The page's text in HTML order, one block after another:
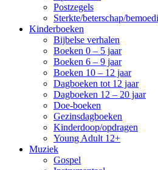
Postzegels
Sterkte/beterschap/
Kinderboeken
Bijbelse verhalen
Boeken 0 – 5 jaar
Boeken 6 – 9 jaar
Boeken 10 – 12 jaar
Dagboeken tot 12 jaar
Dagboeken 12 – 20 jaar
Doe-boeken
Gezinsdagboeken
Kinderdoop/opdragen
Young Adult 12+
Muziek
Gospel